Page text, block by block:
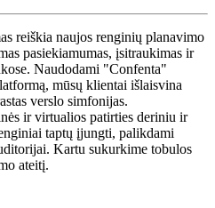
reiškia naujos renginių planavimo
pasiekiamumas, įsitraukimas ir
Naudodami "Confenta"
mūsų klientai išlaisvina
verslo simfonijas.
ir virtualios patirties deriniu ir
taptų įjungti, palikdami
Kartu sukurkime tobulos
ateitį.